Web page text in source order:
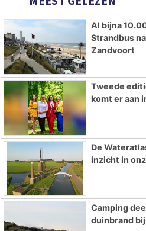
Al bijna
Strandbus
Zandvoort
Tweede
komt er aan
De
inzicht in
Camping
duinbrand